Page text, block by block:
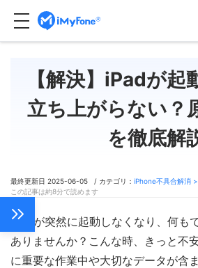
【解決】iPadが起
立ち上がらない？
を徹底解
最終更新日 2025-06-05 / カテゴリ： iPhone不具合解消
この記事は約8分で読めます
iPadが突然に起動しなくなり、何も
ありませんか？こんな時、きっと不
に重要な作業中や大切なデータが含